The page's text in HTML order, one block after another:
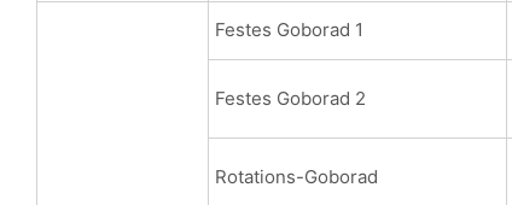
Festes Goborad 1
Festes Goborad 2
Rotations-Goborad